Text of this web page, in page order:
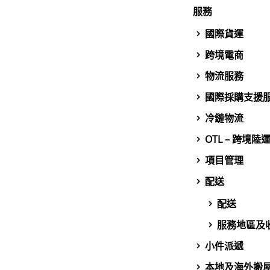
服務
國際貨運
跨境電商
物流服務
國際採購支援
冷鏈物流
OTL – 跨境陸
項目管理
配送
配送
服務地區及
小件派遞
本地及海外搬